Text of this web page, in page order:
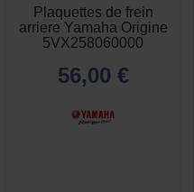
Plaquettes de frein
arriere Yamaha Origine
5VX258060000
56,00 €
APERÇU
RAPIDE